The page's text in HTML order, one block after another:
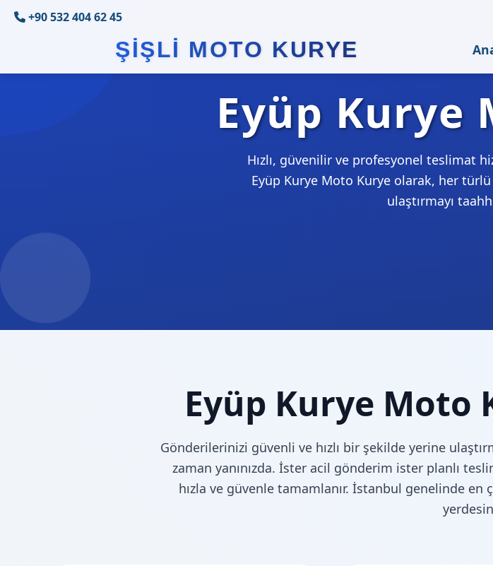
+90 532 404 62 45
ŞIŞLI MOTO KURYE
Eyüp Kurye
Hızlı, güvenilir ve profesyonel teslimat
Eyüp Kurye Moto Kurye olarak, her
ulaştırmayı
Eyüp Kurye Moto
Gönderilerinizi güvenli ve hızlı bir şekilde yerine
zaman yanınızda. İster acil gönderim ister planlı
hızla ve güvenle tamamlanır. İstanbul genelinde